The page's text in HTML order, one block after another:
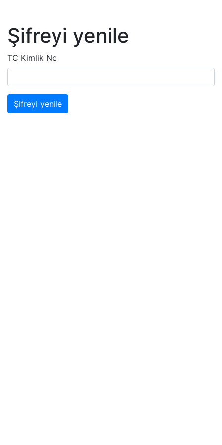
Şifreyi yenile
TC Kimlik No
Şifreyi yenile